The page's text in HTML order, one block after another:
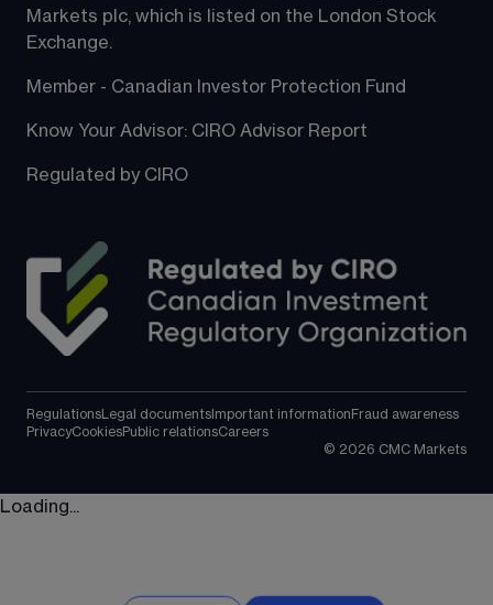
Markets plc, which is listed on the London Stock
Exchange.
Member - Canadian Investor Protection Fund
Know Your Advisor: CIRO Advisor Report
Regulated by CIRO
Regulations Legal documents Important information Fraud awareness
PrivacyCookiesPublic relationsCareers
© 2026 CMC Markets
Loading...